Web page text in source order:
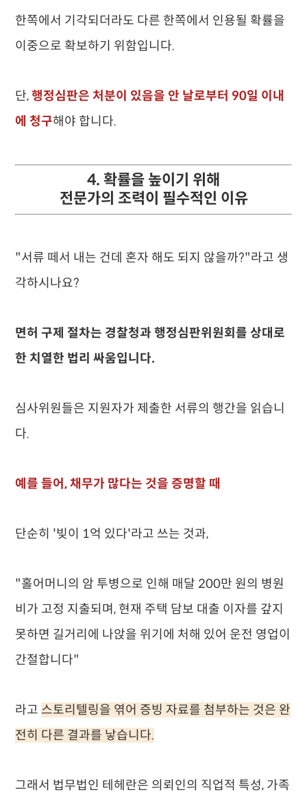
한쪽에서 기각되더라도 다른 한쪽에서 인용될 확률을
이중으로 확보하기 위함입니다.
단,행정심판은 처분이 있음을 안 날로부터 90일 이내
에 청구해야 합니다.
4. 확률을 높이기 위해
전문가의 조력이 필수적인 이유
"서류 떼서 내는 건데 혼자 해도 되지 않을까?"라고 생
각하시나요?
면허 구제 절차는 경찰청과 행정심판위원회를 상대로
한 치열한 법리 싸움입니다.
심사위원들은 지원자가 제출한 서류의 행간을 읽습니
다.
예를 들어, 채무가 많다는 것을 증명할 때
단순히 '빚이 1억 있다'라고 쓰는 것과,
"홀어머니의 암 투병으로 인해 매달 200만 원의 병원
비가 고정 지출되며, 현재 주택 담보 대출 이자를 갚지
못하면 길거리에 나앉을 위기에 처해 있어 운전 영업이
간절합니다"
라고 스토리텔링을 엮어 증빙 자료를 첨부하는 것은 완
전히 다른 결과를 낳습니다.
그래서 법무법인 테헤란은 의뢰인의 직업적 특성, 가족